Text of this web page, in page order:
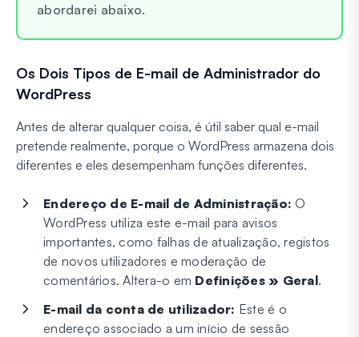
abordarei abaixo.
Os Dois Tipos de E-mail de Administrador do
WordPress
Antes de alterar qualquer coisa, é útil saber qual e-mail
pretende realmente, porque o WordPress armazena dois
diferentes e eles desempenham funções diferentes.
Endereço de E-mail de Administração: O
WordPress utiliza este e-mail para avisos
importantes, como falhas de atualização, registos
de novos utilizadores e moderação de
comentários. Altera-o em Definições » Geral.
E-mail da conta de utilizador: Este é o
endereço associado a um início de sessão